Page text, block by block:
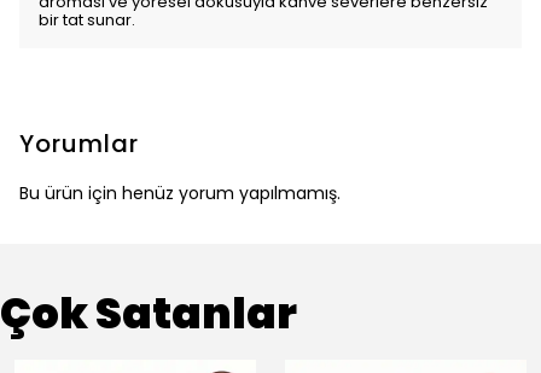
bir tat sunar.
Yorumlar
Bu ürün için henüz yorum yapılmamış.
Çok Satanlar